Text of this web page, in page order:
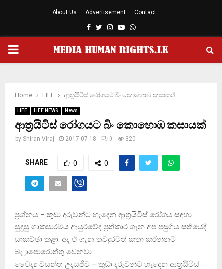
About Us Advertisement Contact
Facebook
TwitterInstagram
YoutubeWhatsapp
PRIMARY
Home LIFE ආත්‍රයිටිස්‌ රෝගයට බිං කොහොඹ කසායක්‌
LIFE LIFE NEWS News
ආත්‍රයිටිස්‌ රෝගයට බිං කොහොඹ කසායක්‌
by Shiran Viraj 2017-07-18 0 320
SHARE 0 0
ප්‍රශ්නය – කුඩා දරුවන්ට හැදෙන ආත්‍රයිටිස්‌ රෝගය සඳහා
සුදුසු ශාකසාරමය ආයුර්වේද ප්‍රතිකාර ගැන අප පසුගිය සතියේදී
සාකච්ඡා කළා. අද ඒ ගැන තවදුරටත් කතා කරන්නට
බලාපොරොත්තු වෙනවා.
වෛද්‍ය වසන්ත උදයජීව – කුඩා දරුවන්ට හැදෙන ආත්‍රයිටිස්‌